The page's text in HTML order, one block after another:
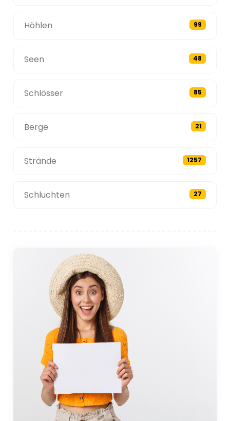
Höhlen 99
Seen 48
Schlösser 85
Berge 21
Strände 1257
Schluchten 27